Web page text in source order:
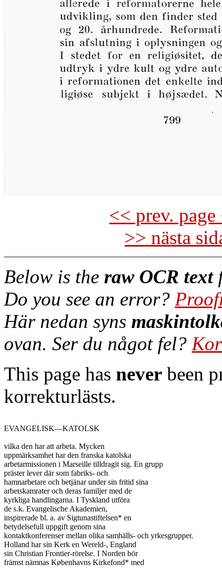
<< prev.
>> nästa
Below is the raw OCR text
Do you see an error?
Här nedan syns
ovan. Ser du något fel?
This page has never been
korrekturlästs.
EVANGELISK—KATOLSK
vilka den har att arbeta. Mycken
uppmärksamhet har den franska katolska
arbetarmissionen i Marseille tilldragit sig. En grupp
präster lever där som fabriks- och
hamnarbetare och betjänar under sin fritid sina
arbetskamrater och deras familjer med de
kyrkliga handlingarna. I Tyskland utföra
de s.k. Evangelische Akademien,
inspirerade bl. a. av Sigtunastiftelsen* en
betydelsefull uppgift genom sina
kontaktkonferenser mellan olika samhälls- och yrkesgrupper.
Holland har sin Kerk en Wereld-, England
sin Christian Frontier-rörelse. I Norden bör
främst nämnas Københavns Kirkefond* med